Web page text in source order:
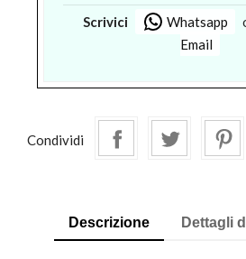
Scrivici Whatsapp
Email
Condividi
Descrizione Dettagli